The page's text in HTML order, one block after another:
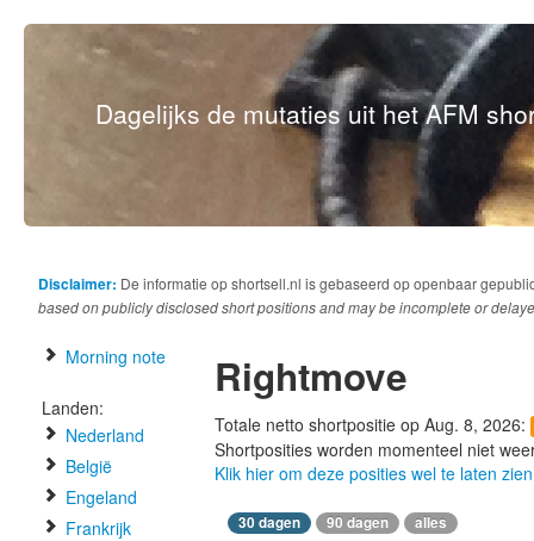
Dagelijks de mutaties uit het AFM
Disclaimer: De informatie op shortsell.nl is gebaseerd op openbaar
based on publicly disclosed short positions and may be incomplete or
Morning note
Landen:
Nederland
België
Engeland
Frankrijk
Rightmove
Totale netto shortpositie op Aug. 8, 2026:
Shortposities worden momenteel niet
Klik hier om deze posities wel te laten zien
30 dagen 90 dagen alles